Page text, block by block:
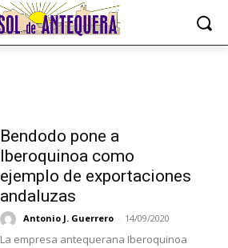
Bendodo pone a
Iberoquinoa como
ejemplo de exportaciones
andaluzas
Antonio J. Guerrero - 14/09/2020
La empresa antequerana Iberoquinoa